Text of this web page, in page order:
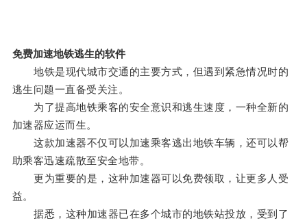
免费加速地铁逃生的软件
地铁是现代城市交通的主要方式，但遇到紧急情况时的
逃生问题一直备受关注。
为了提高地铁乘客的安全意识和逃生速度，一种全新的
加速器应运而生。
这款加速器不仅可以加速乘客逃出地铁车辆，还可以帮
助乘客迅速疏散至安全地带。
更为重要的是，这种加速器可以免费领取，让更多人受
益。
据悉，这种加速器已在多个城市的地铁站投放，受到了